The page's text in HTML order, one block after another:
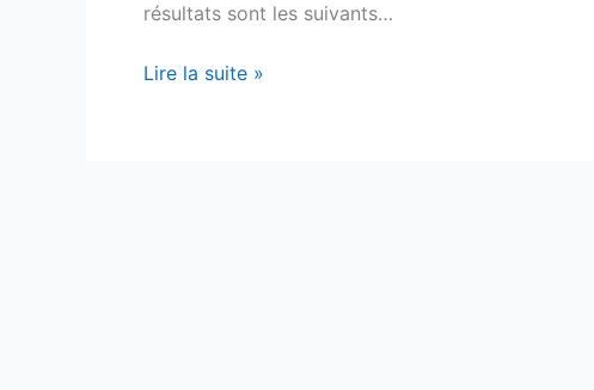
résultats sont les suivants…
Les
Lire la suite »